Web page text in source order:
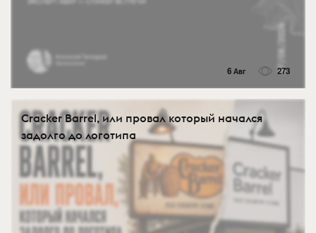
6 Авг 273
Cracker Barrel, или провал который начался
задолго до логотипа